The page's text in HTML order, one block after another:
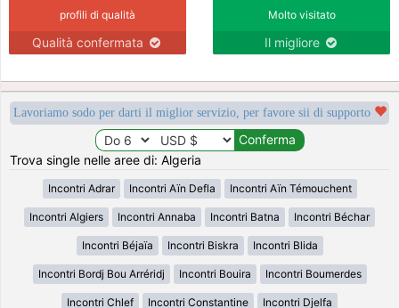
profili di qualità
Qualità confermata
Molto visitato
Il migliore
Lavoriamo sodo per darti il miglior servizio, per favore sii di supporto
Trova single nelle aree di: Algeria
Incontri Adrar Incontri Aïn Defla Incontri Aïn Témouchent
Incontri Algiers Incontri Annaba Incontri Batna Incontri Béchar
Incontri Béjaïa Incontri Biskra Incontri Blida
Incontri Bordj Bou Arréridj Incontri Bouira Incontri Boumerdes
Incontri Chlef Incontri Constantine Incontri Djelfa